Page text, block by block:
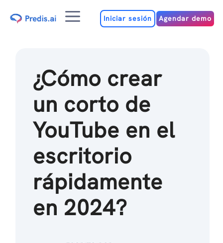
MenúIniciar sesión Agendar demo
¿Cómo crear
un corto de
YouTube en el
escritorio
rápidamente
en 2024?